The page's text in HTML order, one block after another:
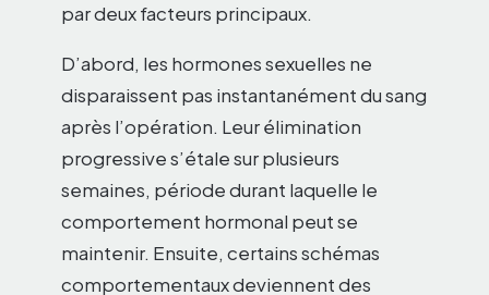
par deux facteurs principaux.
D’abord, les hormones sexuelles ne
disparaissent pas instantanément du sang
après l’opération. Leur élimination
progressive s’étale sur plusieurs
semaines, période durant laquelle le
comportement hormonal peut se
maintenir. Ensuite, certains schémas
comportementaux deviennent des